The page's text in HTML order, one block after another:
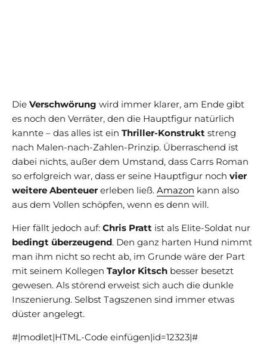
Die Verschwörung wird immer klarer, am Ende gibt
es noch den Verräter, den die Hauptfigur natürlich
kannte – das alles ist ein Thriller-Konstrukt streng
nach Malen-nach-Zahlen-Prinzip. Überraschend ist
dabei nichts, außer dem Umstand, dass Carrs Roman
so erfolgreich war, dass er seine Hauptfigur noch vier
weitere Abenteuer erleben ließ. Amazon kann also
aus dem Vollen schöpfen, wenn es denn will.
Hier fällt jedoch auf: Chris Pratt ist als Elite-Soldat nur
bedingt überzeugend. Den ganz harten Hund nimmt
man ihm nicht so recht ab, im Grunde wäre der Part
mit seinem Kollegen Taylor Kitsch besser besetzt
gewesen. Als störend erweist sich auch die dunkle
Inszenierung. Selbst Tagszenen sind immer etwas
düster angelegt.
#|modlet|HTML-Code einfügen|id=12323|#